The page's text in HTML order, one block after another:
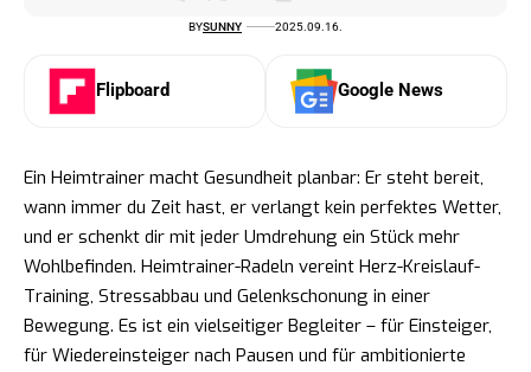
BYSUNNY 2025.09.16.
Flipboard Google News
Ein Heimtrainer macht Gesundheit planbar: Er steht bereit,
wann immer du Zeit hast, er verlangt kein perfektes Wetter,
und er schenkt dir mit jeder Umdrehung ein Stück mehr
Wohlbefinden. Heimtrainer-Radeln vereint Herz-Kreislauf-
Training, Stressabbau und Gelenkschonung in einer
Bewegung. Es ist ein vielseitiger Begleiter – für Einsteiger,
für Wiedereinsteiger nach Pausen und für ambitionierte